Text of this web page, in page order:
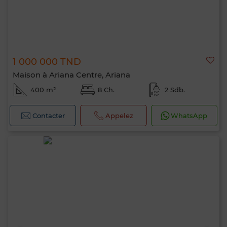
1 000 000 TND
Maison à Ariana Centre, Ariana
400 m² 8 Ch. 2 Sdb.
Contacter Appelez WhatsApp